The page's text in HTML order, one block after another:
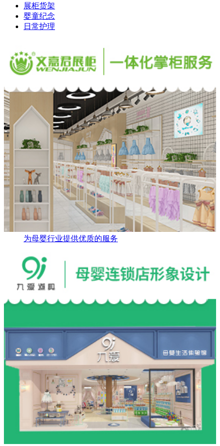
展柜货架
婴童纪念
日常护理
为母婴行业提供优质的服务